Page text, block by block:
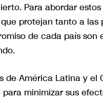
Para abordar
protejan tanto a
de cada país
de América Latina y
minimizar sus